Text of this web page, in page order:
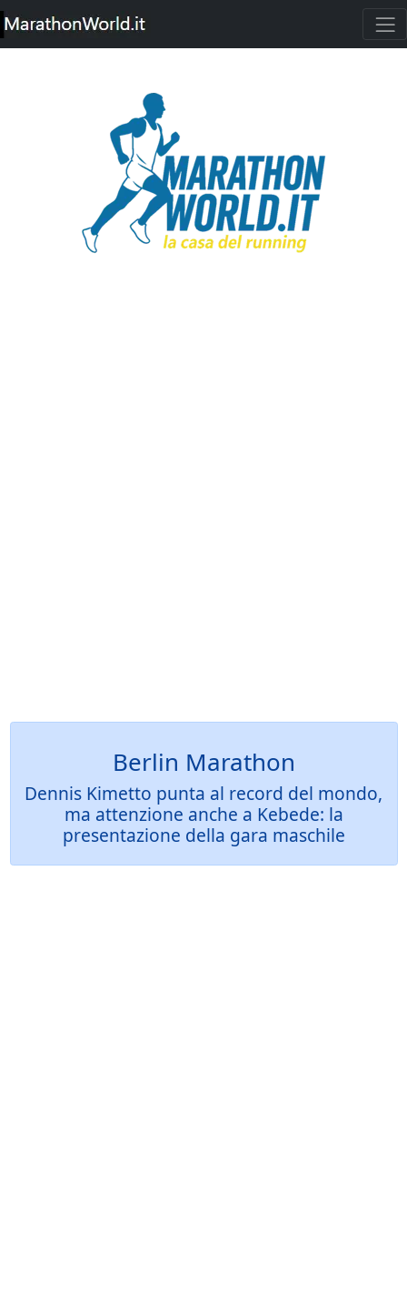
Berlin Marathon
Dennis Kimetto punta al record del mondo,
ma attenzione anche a Kebede: la
presentazione della gara maschile